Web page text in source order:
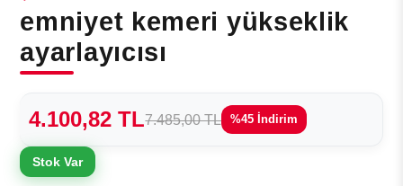
emniyet kemeri yükseklik
ayarlayıcısı
4.100,82 TL7.485,00 TL %45 İndirim
Stok Var